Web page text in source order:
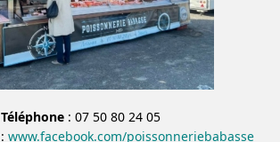
Téléphone: 07 50 80 24 05
: www.facebook.com/poissonneriebabasse